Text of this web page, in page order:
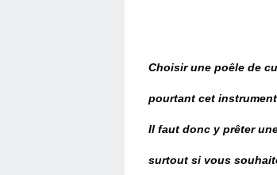
Choisir une poêle de
pourtant cet
Il faut donc y prêter
surtout si vous